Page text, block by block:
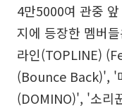
4만5000여 관중
지에 등장한 멤버
라인(TOPLINE)
(Bounce Back)', '
(DOMINO)', '소리